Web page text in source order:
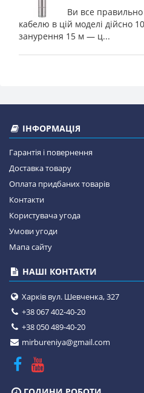
Ви все
кабелю в цій моделі дійсно
занурення 15 м — ц...
ІНФОРМАЦІЯ
Гарантія і повернення
Доставка товару
Оплата придбаних товарів
Контакти
Користувача угода
Умови угоди
Мапа сайту
НАШІ КОНТАКТИ
Харків вул. Шевченка, 327
+38 067 402-40-20
+38 050 489-40-20
mirbureniya@gmail.com